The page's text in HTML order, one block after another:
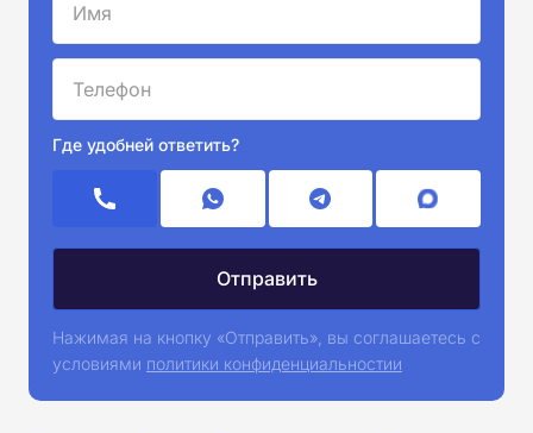
Где удобней ответить?
Нажимая на кнопку «Отправить», вы соглашаетесь с
условиями политики конфиденциальностии